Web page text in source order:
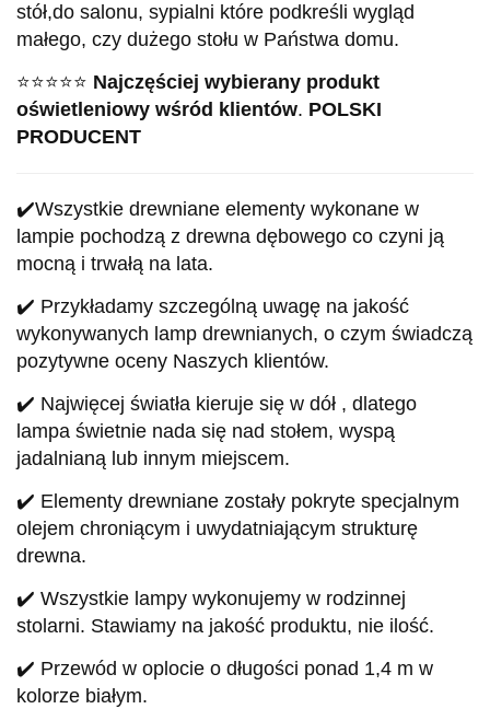
stół,do salonu, sypialni które podkreśli wygląd
małego, czy dużego stołu w Państwa domu.
⭐⭐⭐⭐⭐ Najczęściej wybierany produkt
oświetleniowy wśród klientów. POLSKI
PRODUCENT
✔️Wszystkie drewniane elementy wykonane w
lampie pochodzą z drewna dębowego co czyni ją
mocną i trwałą na lata.
✔️ Przykładamy szczególną uwagę na jakość
wykonywanych lamp drewnianych, o czym świadczą
pozytywne oceny Naszych klientów.
✔️ Najwięcej światła kieruje się w dół , dlatego
lampa świetnie nada się nad stołem, wyspą
jadalnianą lub innym miejscem.
✔️ Elementy drewniane zostały pokryte specjalnym
olejem chroniącym i uwydatniającym strukturę
drewna.
✔️ Wszystkie lampy wykonujemy w rodzinnej
stolarni. Stawiamy na jakość produktu, nie ilość.
✔️ Przewód w oplocie o długości ponad 1,4 m w
kolorze białym.